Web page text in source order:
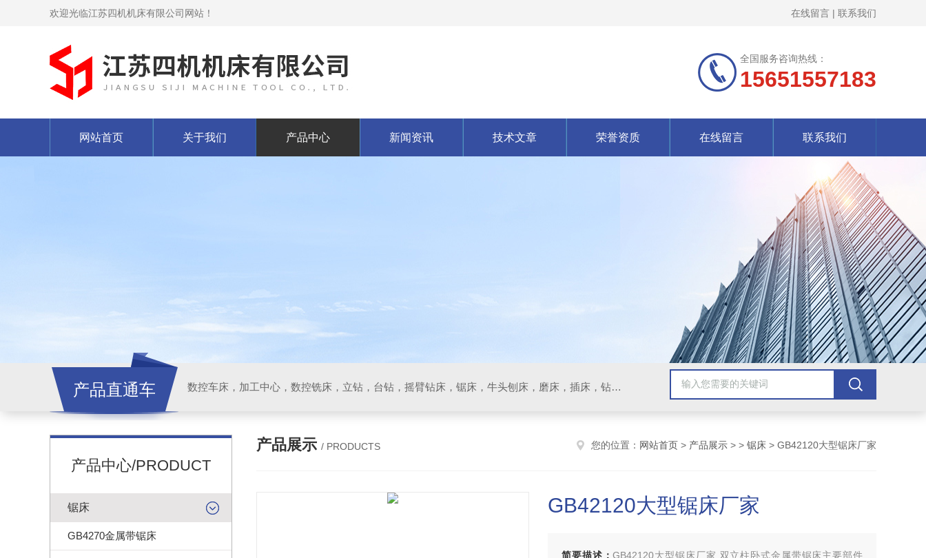
欢迎光临江苏四机机床有限公司网站！ 在线留言 | 联系我们
全国服务咨询热线：
15651557183
网站首页 关于我们 产品中心 新闻资讯 技术文章 荣誉资质 在线留言 联系我们
产品直通车 数控车床，加工中心，数控铣床，立钻，台钻，摇臂钻床，锯床，牛头刨床，磨床，插床，钻铣床，滚齿机
产品中心/PRODUCT
锯床
GB4270金属带锯床
产品展示 / PRODUCTS 您的位置： 网站首页 > 产品展示 > > 锯床 > GB42120大型锯床厂家
GB42120大型锯床厂家
简要描述：GB42120大型锯床厂家 双立柱卧式金属带锯床主要部件